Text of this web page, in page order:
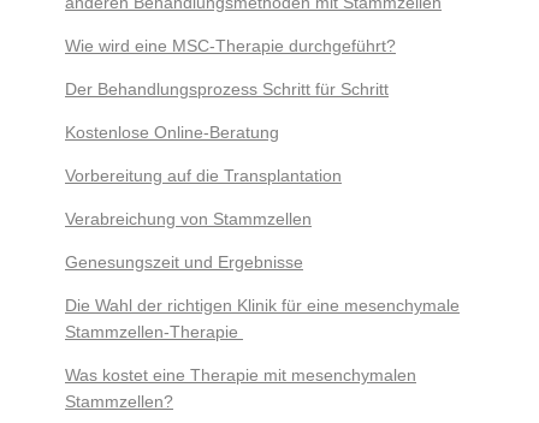
Wie wird eine MSC-Therapie durchgeführt?
Der Behandlungsprozess Schritt für Schritt
Kostenlose Online-Beratung
Vorbereitung auf die Transplantation
Verabreichung von Stammzellen
Genesungszeit und Ergebnisse
Die Wahl der richtigen Klinik für eine mesenchymale
Stammzellen-Therapie
Was kostet eine Therapie mit mesenchymalen
Stammzellen?